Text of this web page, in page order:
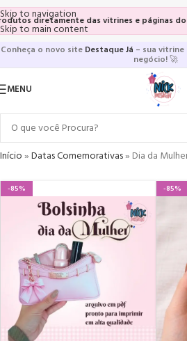
Skip to navigation
Skip to main content
sem adicionar ao carrinho e sem
Conheça o novo site Destaque Já – sua
negócio!🚀
MENU
Início»Datas Comemorativas» Dia da
-85% -85%